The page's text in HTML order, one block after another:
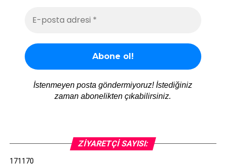
İstenmeyen posta göndermiyoruz! İstediğiniz
zaman abonelikten çıkabilirsiniz.
ZIYARETÇI SAYISI:
171170